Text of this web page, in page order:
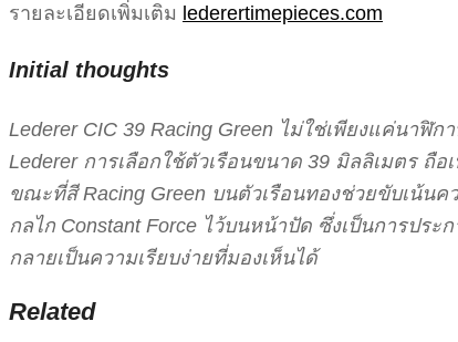
รายละเอียดเพิ่มเติม lederertimepieces.com
Initial thoughts
Lederer CIC 39 Racing Green ไม่ใช่เพียงแค่นาฬิ
Lederer การเลือกใช้ตัวเรือนขนาด 39 มิลลิเมตร
ขณะที่สี Racing Green บนตัวเรือนทองช่วยขับเน้น
กลไก Constant Force ไว้บนหน้าปัด ซึ่งเป็นการปร
กลายเป็นความเรียบง่ายที่มองเห็นได้
Related